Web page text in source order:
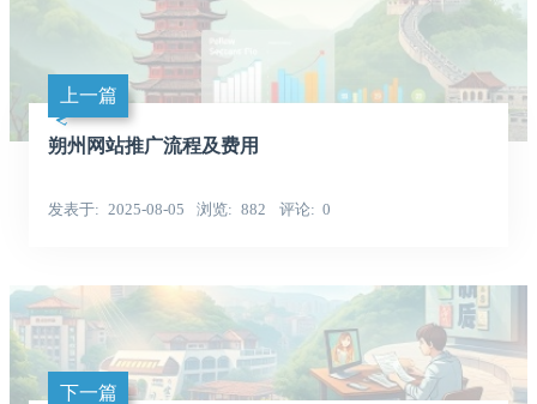
上一篇
朔州网站推广流程及费用
发表于 2025-08-05 浏览 882 评论 0
下一篇